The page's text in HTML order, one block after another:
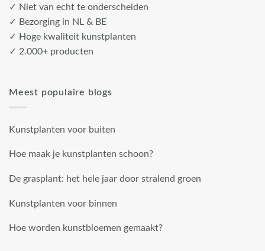
✓ Niet van echt te onderscheiden
✓ Bezorging in NL & BE
✓ Hoge kwaliteit kunstplanten
✓ 2.000+ producten
Meest populaire blogs
Kunstplanten voor buiten
Hoe maak je kunstplanten schoon?
De grasplant: het hele jaar door stralend groen
Kunstplanten voor binnen
Hoe worden kunstbloemen gemaakt?